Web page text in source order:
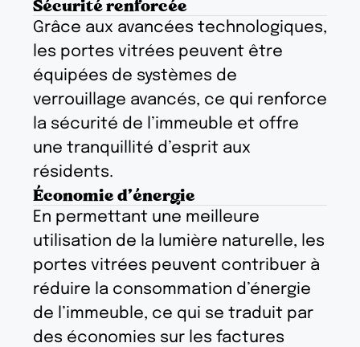
Sécurité renforcée
Grâce aux avancées technologiques,
les portes vitrées peuvent être
équipées de systèmes de
verrouillage avancés, ce qui renforce
la sécurité de l’immeuble et offre
une tranquillité d’esprit aux
résidents.
Économie d'énergie
En permettant une meilleure
utilisation de la lumière naturelle, les
portes vitrées peuvent contribuer à
réduire la consommation d’énergie
de l’immeuble, ce qui se traduit par
des économies sur les factures